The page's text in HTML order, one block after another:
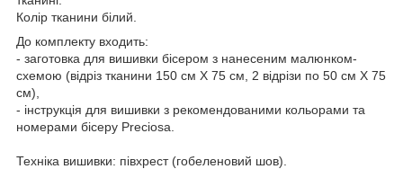
Колір тканини білий.
До комплекту входить:
- заготовка для вишивки бісером з нанесеним малюнком-
схемою (відріз тканини 150 cм Х 75 cм, 2 відрізи по 50 cм Х 75
cм),
- інструкція для вишивки з рекомендованими кольорами та
номерами бісеру Preciosa.
Техніка вишивки: півхрест (гобеленовий шов).